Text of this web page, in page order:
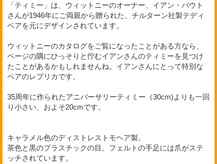
「ティミー」は、ウィットニーのオーナー、イアン・パウト
さんが1946年にご両親から贈られた、チルターン社製テディ
ベアを元にデザインされています。
ウィットニーのカタログをご覧になったことがある方なら、
ページの隅にひっそりと佇むイアンさんのティミーを見つけ
たことがあるかもしれませんね。イアンさんにとって特別な
ベアのレプリカです。
35周年に作られたアニバーサリーティミー（30cm)よりも一回
り小さい、およそ20cmです。
キャラメル色のディストレストモヘア製。
茶色と黒のプラスチックの目。フェルトの手足には爪がステ
ッチされています。